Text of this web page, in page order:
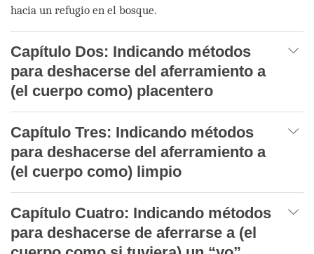
hacia un refugio en el bosque.
Capítulo Dos: Indicando métodos
para deshacerse del aferramiento a
(el cuerpo como) placentero
Capítulo Tres: Indicando métodos
para deshacerse del aferramiento a
(el cuerpo como) limpio
Capítulo Cuatro: Indicando métodos
para deshacerse de aferrarse a (el